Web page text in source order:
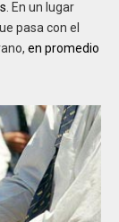
. En un lugar
pasa con el
en promedio